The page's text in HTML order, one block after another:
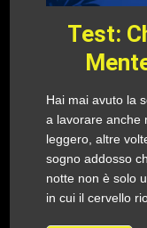
Test:
Hai mai avuto la
a lavorare anche
leggero, altre
sogno addosso
notte non è solo
in cui il cervello